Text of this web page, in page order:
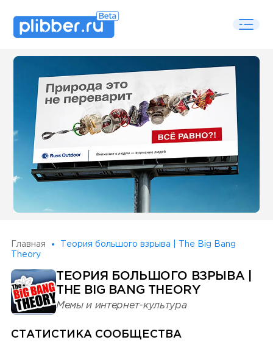
Some SEO Title
Главная
Теория большого взрыва | The Big Bang
Theory
ТЕОРИЯ БОЛЬШОГО ВЗРЫВА |
THE BIG BANG THEORY
Мемы и интернет-культура
СТАТИСТИКА СООБЩЕСТВА